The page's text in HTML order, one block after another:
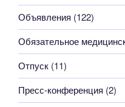
Объявления (122)
Обязательное
Отпуск (11)
Пресс-конференция (2)